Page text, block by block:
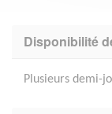
Disponibilité
Plusieurs demi-